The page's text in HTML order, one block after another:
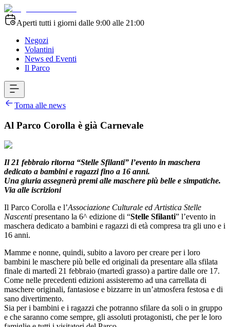
Aperti tutti i giorni dalle 9:00 alle 21:00
Negozi
Volantini
News ed Eventi
Il Parco
Torna alle news
Al Parco Corolla è già Carnevale
Il 21 febbraio ritorna “Stelle Sfilanti” l’evento in maschera
dedicato a bambini e ragazzi fino a 16 anni.
Una giuria assegnerà premi alle maschere più belle e simpatiche.
Via alle iscrizioni
Il Parco Corolla e l’Associazione Culturale ed Artistica Stelle
Nascenti presentano la 6^ edizione di “Stelle Sfilanti” l’evento in
maschera dedicato a bambini e ragazzi di età compresa tra gli uno e i
16 anni.
Mamme e nonne, quindi, subito a lavoro per creare per i loro
bambini le maschere più belle ed originali da presentare alla sfilata
finale di martedì 21 febbraio (martedì grasso) a partire dalle ore 17.
Come nelle precedenti edizioni assisteremo ad una carrellata di
maschere originali, fantasiose e bizzarre in un’atmosfera festosa e di
sano divertimento.
Sia per i bambini e i ragazzi che potranno sfilare da soli o in gruppo
e che saranno come sempre, gli assoluti protagonisti, che per le loro